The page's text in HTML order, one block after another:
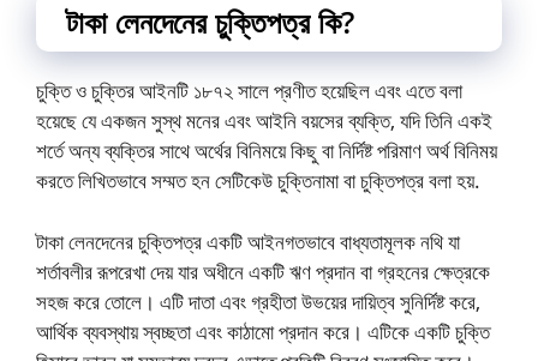
টাকা লেনদেনের চুক্তিপত্র কি?
চুক্তি ও চুক্তির আইনটি ১৮৭২ সালে প্রণীত হয়েছিল এবং এতে বলা
হয়েছে যে একজন সুস্থ মনের এবং আইনি বয়সের ব্যক্তি, যদি তিনি একই
শর্তে অন্য ব্যক্তির সাথে অর্থের বিনিময়ে কিছু বা নির্দিষ্ট পরিমাণ অর্থ বিনিময়
করতে লিখিতভাবে সম্মত হন সেটিকেউ চুক্তিনামা বা চুক্তিপত্র বলা হয়.
টাকা লেনদেনের চুক্তিপত্র একটি আইনগতভাবে বাধ্যতামূলক নথি যা
শর্তাবলীর রূপরেখা দেয় যার অধীনে একটি ঋণ প্রদান বা গ্রহনের ক্ষেত্রকে
সহজ করে তোলে। এটি দাতা এবং গ্রহীতা উভয়ের দায়িত্ব সুনির্দিষ্ট করে,
আর্থিক ব্যবস্থায় স্বচ্ছতা এবং কাঠামো প্রদান করে। এটিকে একটি চুক্তি